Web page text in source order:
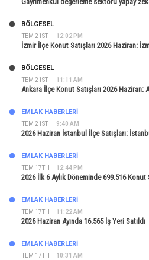
TEM 21ST 12:02 PM
BÖLGESEL
İzmir İlçe Konut Satışları 2026 Haziran:
TEM 21ST 11:11 AM
BÖLGESEL
Ankara İlçe Konut Satışları 2026 Haziran:
TEM 21ST 9:40 AM
EMLAK HABERLERI
2026 Haziran İstanbul İlçe Satışları:
TEM 17TH 12:44 PM
EMLAK HABERLERI
2026 İlk 6 Aylık Döneminde 699.516 Konut
TEM 17TH 11:22 AM
EMLAK HABERLERI
2026 Haziran Ayında 16.565 İş Yeri Satıldı
TEM 17TH 10:31 AM
EMLAK HABERLERI